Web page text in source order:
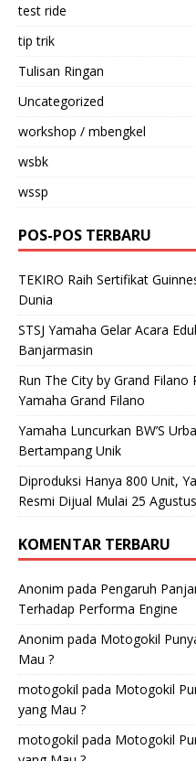
test ride
tip trik
Tulisan Ringan
Uncategorized
workshop / mbengkel
wsbk
wssp
POS-POS TERBARU
TEKIRO Raih Sertifikat
Dunia
STSJ Yamaha Gelar Acara
Banjarmasin
Run The City by Grand
Yamaha Grand Filano
Yamaha Luncurkan BW’S
Bertampang Unik
Diproduksi Hanya 800 Unit,
Resmi Dijual Mulai 25
KOMENTAR TERBARU
Anonim pada Pengaruh
Terhadap Performa Engine
Anonim pada Motogokil
Mau ?
motogokil pada Motogokil
yang Mau ?
motogokil pada Motogokil